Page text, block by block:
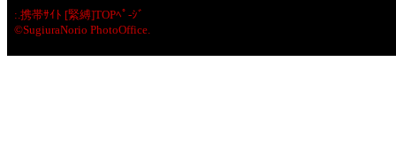
:.携帯ｻｲﾄ [緊縛]TOPﾍﾟ-ｼﾞ
©SugiuraNorio PhotoOffice.